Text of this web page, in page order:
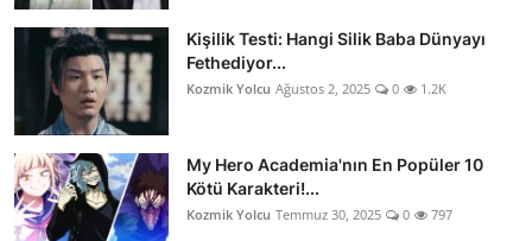
Kişilik Testi: Hangi Silik Baba Dünyayı
Fethediyor...
Kozmik Yolcu Ağustos 2, 2025 0 1.2K
My Hero Academia'nın En Popüler 10
Kötü Karakteri!...
Kozmik Yolcu Temmuz 30, 2025 0 797